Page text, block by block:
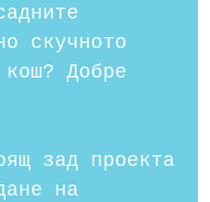
скучното
Добре
зад проекта
на